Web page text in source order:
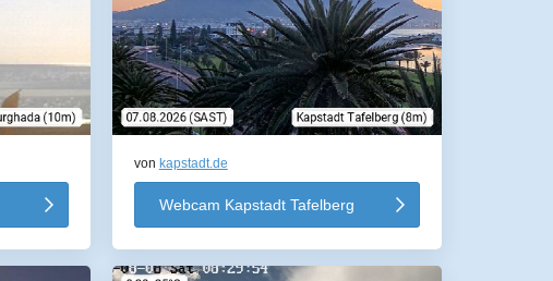
von kapstadt.de
Webcam Kapstadt Tafelberg